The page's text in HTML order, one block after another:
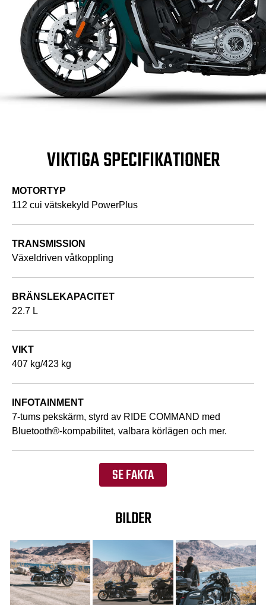
VIKTIGA SPECIFIKATIONER
MOTORTYP
112 cui vätskekyld PowerPlus
TRANSMISSION
Växeldriven våtkoppling
BRÄNSLEKAPACITET
22.7 L
VIKT
407 kg/423 kg
INFOTAINMENT
7-tums pekskärm, styrd av RIDE COMMAND med
Bluetooth®-kompabilitet, valbara körlägen och mer.
SE FAKTA
BILDER